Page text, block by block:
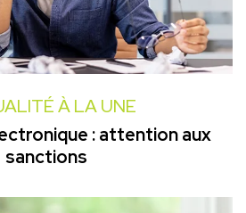
À LA UNE
: attention aux
sanctions